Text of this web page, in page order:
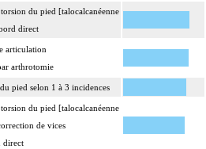
du pied [talocalcanéenne
direct
articulation
arthrotomie
pied selon 1 à 3 incidences
du pied [talocalcanéenne
de vices
direct